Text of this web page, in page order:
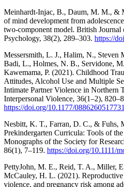
Meinhardt-Injac, B., Daum, M. M., &
of mind development from
two-component model. British Journal
Psychology, 38(2), 289–303. https://
Messersmith, L. J., Halim, N., Steven
Badi, L., Holmes, N. B., Servidone,
Kawemama, P. (2021). Childhood
Attitudes, Alcohol Use and Multiple
Intimate Partner Violence in Northern
Interpersonal Violence, 36(1–2),
https://doi.org/10.1177/
Nesbitt, K. T., Farran, D. C., & Fuhs,
Prekindergarten Curricula: Tools of
Monographs of the Society for
86(1), 7–119. https://doi.org/10.1111/
PettyJohn, M. E., Reid, T. A., Miller,
McCauley, H. L. (2021).
violence, and pregnancy risk among